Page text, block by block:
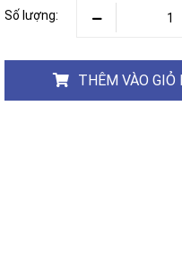
TUYẾN
Số lượng:
THÊM VÀO GIỎ